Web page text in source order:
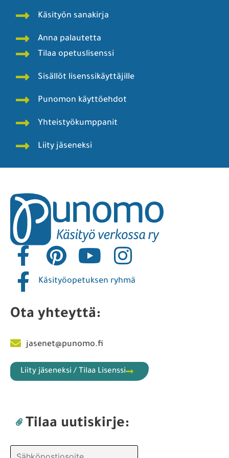
Käsityön sanakirja
Anna palautetta
Tilaa opetuslisenssi
Sisällöt lisenssikäyttäjille
Punomon käyttöehdot
Yhteistyökumppanit
Liity jäseneksi
Käsityöopetuksen ryhmä
Ota yhteyttä:
jasenet@punomo.fi
Liity jäseneksi / Tilaa Lisenssi
Tilaa uutiskirje: